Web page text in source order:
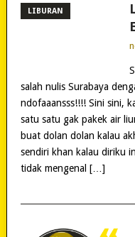
LIBURAN
salah nulis Surabaya
ndofaaansss!!!! Sini sini,
satu satu gak pakek air
buat dolan dolan kalau
sendiri khan kalau diriku
tidak mengenal […]